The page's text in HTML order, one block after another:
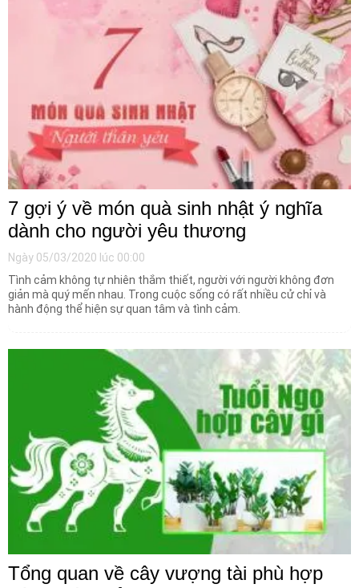
7 gợi ý về món quà sinh nhật ý nghĩa
dành cho người yêu thương
Ngày 05/03/2020 lúc 00:00
Tình cảm không tự nhiên thắm thiết, người với người không đơn
giản mà quý mến nhau. Trong cuộc sống có rất nhiều cử chỉ và
hành động thể hiện sự quan tâm và tình cảm.
Tổng quan về cây vượng tài phù hợp